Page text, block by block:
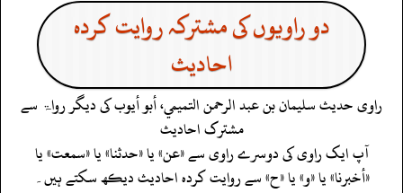
دو راویوں کی مشترکہ روایت کردہ
احادیث
راوی حدیثسليمان بن عبد الرحمن التميمي، أبو أيوبکی دیگر رواۃ سے
مشترک احادیث
آپ ایک راوی کی دوسرے راوی سے «عن» یا «حدثنا» یا «سمعت» یا
«أخبرنا» یا «و» یا «ح» سے روایت کردہ احادیث دیکھ سکتے ہیں۔